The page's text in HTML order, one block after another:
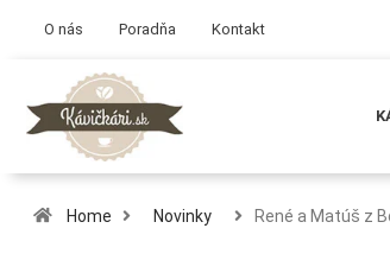
O nás Poradňa Kontakt
Home Novinky René a Matúš z